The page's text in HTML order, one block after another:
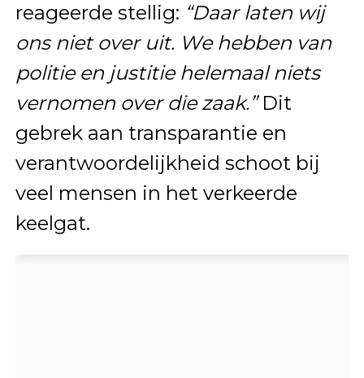
reageerde stellig: “Daar laten wij
ons niet over uit. We hebben van
politie en justitie helemaal niets
vernomen over die zaak.”Dit
gebrek aan transparantie en
verantwoordelijkheid schoot bij
veel mensen in het verkeerde
keelgat.